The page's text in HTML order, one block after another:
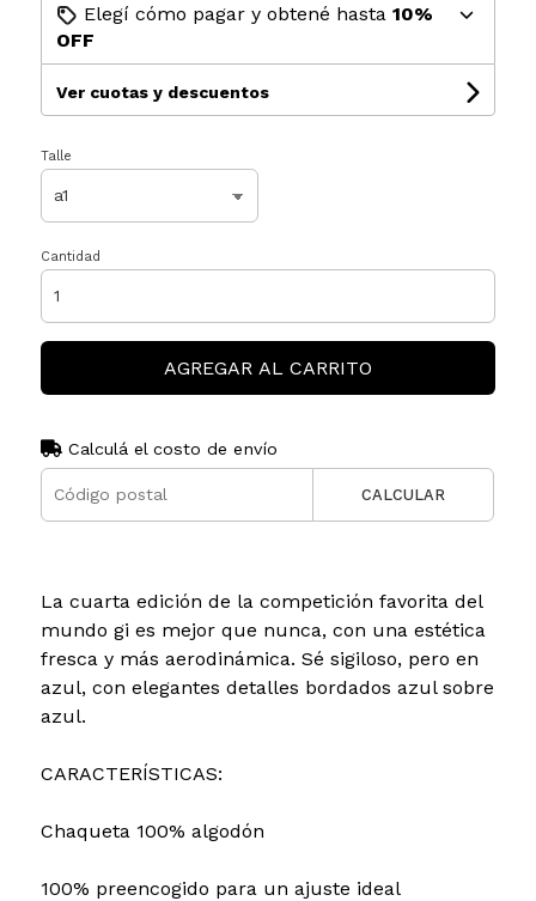
Elegí cómo pagar y obtené hasta 10%
OFF
Ver cuotas y descuentos
Talle
Cantidad
AGREGAR AL CARRITO
Calculá el costo de envío
CALCULAR
La cuarta edición de la competición favorita del
mundo gi es mejor que nunca, con una estética
fresca y más aerodinámica. Sé sigiloso, pero en
azul, con elegantes detalles bordados azul sobre
azul.
CARACTERÍSTICAS:
Chaqueta 100% algodón
100% preencogido para un ajuste ideal